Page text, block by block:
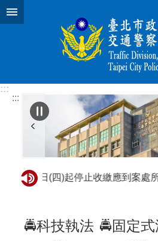
跳到主要內容區塊
:::
:::
18日(四)起停止收繳應到案處所
🚔科技執法 🚔固定式